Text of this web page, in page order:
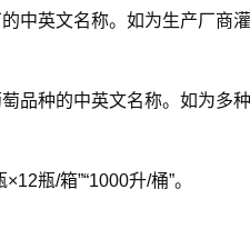
中英文名称。如为生产厂商
品种的中英文名称。如为多
瓶/箱”“1000升/桶”。